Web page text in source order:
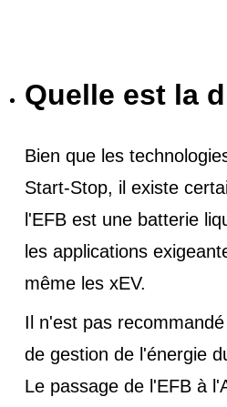
Quelle est la
Bien que les
Start-Stop, il existe
l'EFB est une batterie
les applications
même les xEV.
Il n'est pas
de gestion de l'énergie
Le passage de l'EFB à